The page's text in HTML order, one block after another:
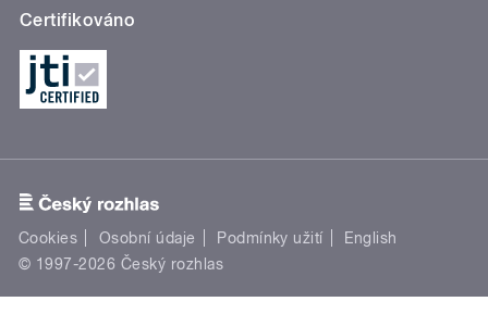
Certifikováno
Cookies Osobní údaje Podmínky užití
English
© 1997-2026 Český rozhlas